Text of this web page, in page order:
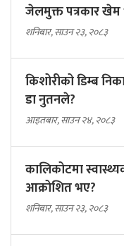
जेलमुक्त पत्रकार खेम
शनिबार, साउन २३, २०८३
किशोरीको डिम्ब
डा नुतनले?
आइतबार, साउन २४, २०८३
कालिकोटमा
आक्रोशित भए?
शनिबार, साउन २३, २०८३